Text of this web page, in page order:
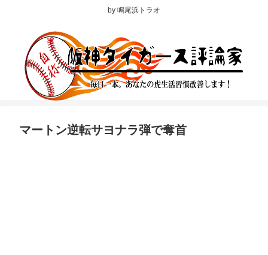
by 鳴尾浜トラオ
マートン逆転サヨナラ弾で奪首